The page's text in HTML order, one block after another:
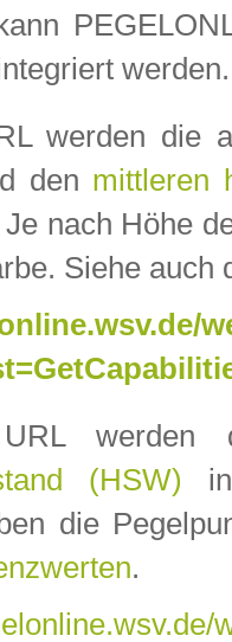
werden.
werden die
den mittleren
nach Höhe
Siehe auch
URL
(HSW)
die
.